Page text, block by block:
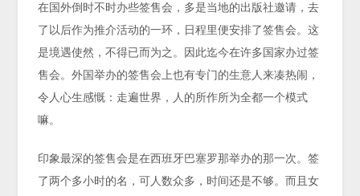
在国外倒时不时办些签售会，多是当地的出版社邀请，去
了以后作为推介活动的一环，日程里便安排了签售会。这
是境遇使然，不得已而为之。因此迄今在许多国家办过签
售会。外国举办的签售会上也有专门的生意人来凑热闹，
令人心生感慨：走遍世界，人的所作所为全都一个模式
嘛。
印象最深的签售会是在西班牙巴塞罗那举办的那一次。签
了两个多小时的名，可人数众多，时间还是不够。而且女